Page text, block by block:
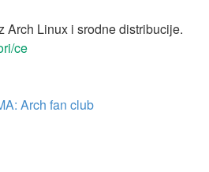
Arch Linux i srodne distribucije.
ce
Arch fan club